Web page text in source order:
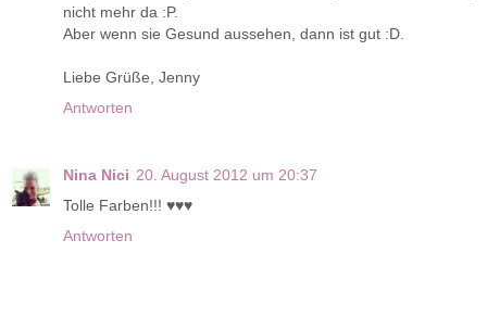
nicht mehr da :P.
Aber wenn sie Gesund aussehen, dann ist gut :D.
Liebe Grüße, Jenny
Antworten
Nina Nici 20. August 2012 um 20:37
Tolle Farben!!! ♥♥♥
Antworten